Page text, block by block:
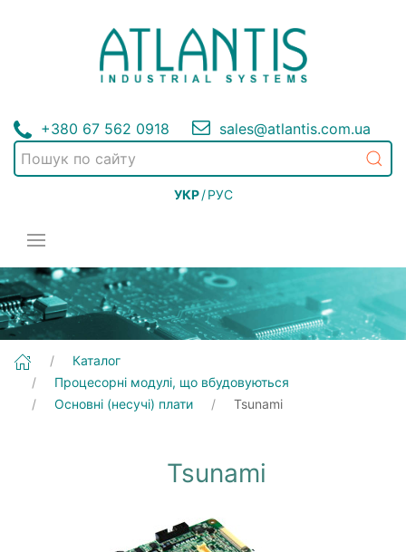
+380 67 562 0918 sales@atlantis.com.ua
УКР / РУС
Каталог
Процесорні модулі, що вбудовуються
Основні (несучі) плати
Tsunami
Tsunami